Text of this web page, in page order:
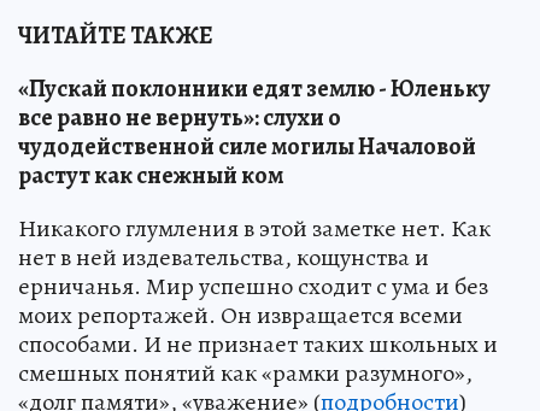
ЧИТАЙТЕ ТАКЖЕ
«Пускай поклонники едят землю - Юленьку
все равно не вернуть»: слухи о
чудодейственной силе могилы Началовой
растут как снежный ком
Никакого глумления в этой заметке нет. Как
нет в ней издевательства, кощунства и
ерничанья. Мир успешно сходит с ума и без
моих репортажей. Он извращается всеми
способами. И не признает таких школьных и
смешных понятий как «рамки разумного»,
«долг памяти», «уважение» (подробности)